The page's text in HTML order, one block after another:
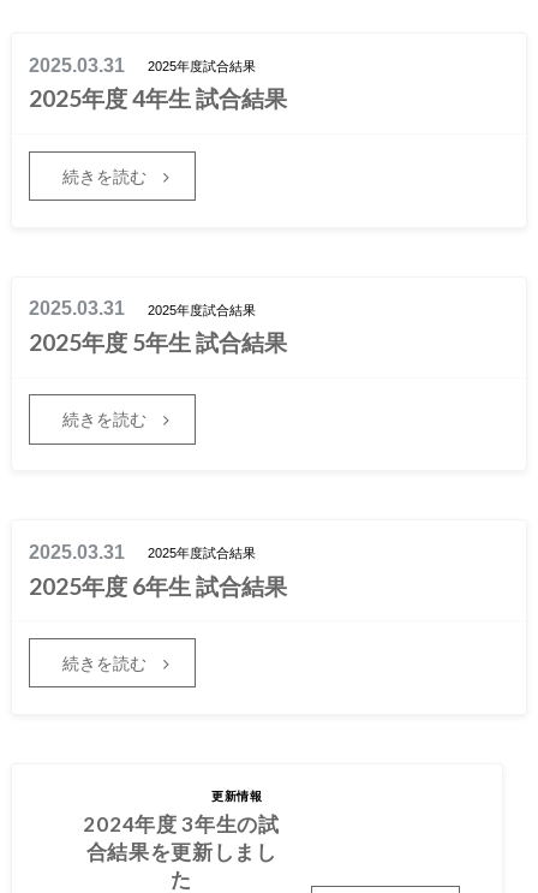
2025.03.31 2025年度試合結果
2025年度 4年生 試合結果
続きを読む
2025.03.31 2025年度試合結果
2025年度 5年生 試合結果
続きを読む
2025.03.31 2025年度試合結果
2025年度 6年生 試合結果
続きを読む
更新情報
2024年度 3年生の試
合結果を更新しまし
た